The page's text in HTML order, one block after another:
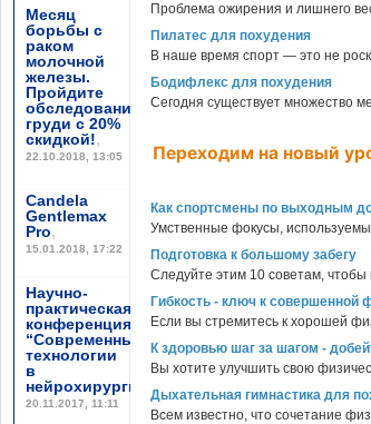
Месяц
борьбы с
раком
молочной
железы.
Пройдите
обследование
груди с 20%
скидкой!,
22.10.2018, 13:05
Candela
Gentlemax
Pro,
15.01.2018, 17:22
Научно-
практическая
конференция
“Современные
технологии
в
нейрохирургии”,
20.11.2017, 11:11
Проблема ожирения и лишнего
Пилатес для похудения
В наше время спорт — это не
Бодифлекс для похудения
Сегодня существует множество
Переходим на новый
Как спортсмены по выходным
Умственные фокусы,
Подготовка к большому забегу
Следуйте этим 10 советам,
Гибкость - ключ к совершенной
Если вы стремитесь к хорошей
К здоровью шаг за шагом -
Вы хотите улучшить свою
Дыхательная гимнастика для
Всем известно, что сочетание